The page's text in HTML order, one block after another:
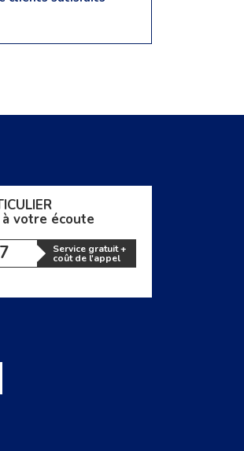
votre écoute
Service gratuit +
coût de l'appel